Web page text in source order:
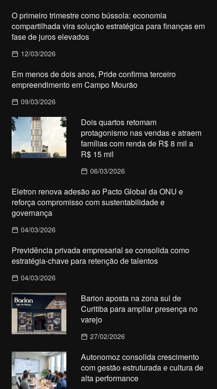
O primeiro trimestre como bússola: economia
compartilhada vira solução estratégica para finanças em
fase de juros elevados
12/03/2026
Em menos de dois anos, Pride confirma terceiro
empreendimento em Campo Mourão
09/03/2026
Dois quartos retomam
protagonismo nas vendas e atraem
famílias com renda de R$ 8 mil a
R$ 15 mil
06/03/2026
Eletron renova adesão ao Pacto Global da ONU e
reforça compromisso com sustentabilidade e
governança
04/03/2026
Previdência privada empresarial se consolida como
estratégia-chave para retenção de talentos
04/03/2026
Barion aposta na zona sul de
Curitiba para ampliar presença no
varejo
27/02/2026
Autonomoz consolida crescimento
com gestão estruturada e cultura de
alta performance